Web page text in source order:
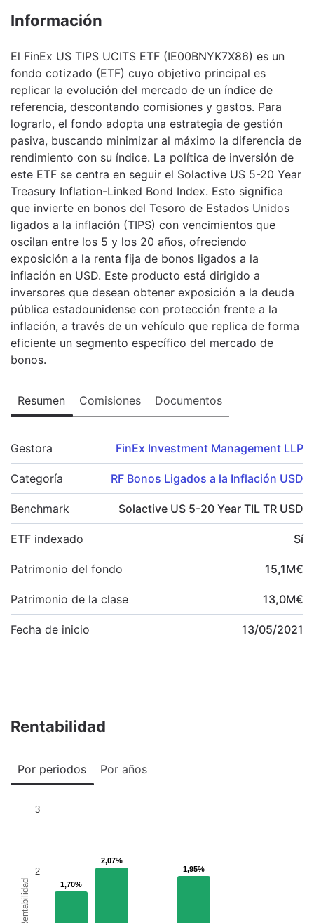
Información
El FinEx US TIPS UCITS ETF (IE00BNYK7X86) es un
fondo cotizado (ETF) cuyo objetivo principal es
replicar la evolución del mercado de un índice de
referencia, descontando comisiones y gastos. Para
lograrlo, el fondo adopta una estrategia de gestión
pasiva, buscando minimizar al máximo la diferencia de
rendimiento con su índice. La política de inversión de
este ETF se centra en seguir el Solactive US 5-20 Year
Treasury Inflation-Linked Bond Index. Esto significa
que invierte en bonos del Tesoro de Estados Unidos
ligados a la inflación (TIPS) con vencimientos que
oscilan entre los 5 y los 20 años, ofreciendo
exposición a la renta fija de bonos ligados a la
inflación en USD. Este producto está dirigido a
inversores que desean obtener exposición a la deuda
pública estadounidense con protección frente a la
inflación, a través de un vehículo que replica de forma
eficiente un segmento específico del mercado de
bonos.
Resumen Comisiones Documentos
Gestora FinEx Investment Management LLP
Categoría RF Bonos Ligados a la Inflación USD
Benchmark Solactive US 5-20 Year TIL TR USD
ETF indexado Sí
Patrimonio del fondo 15,1M€
Patrimonio de la clase 13,0M€
Fecha de inicio 13/05/2021
Rentabilidad
Por periodos Por años
Rentabilidad 1,70%
1,70%
2,07%
2,07%
1,95%
1,95%
2
3